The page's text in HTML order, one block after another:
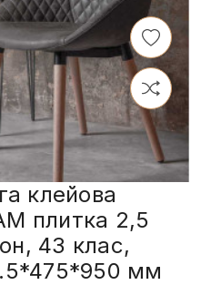
клейова
плитка 2,5
43 клас,
мм